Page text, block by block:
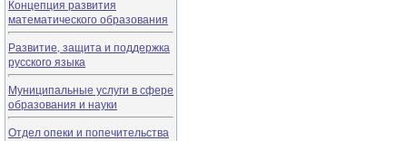
Концепция развития
математического образования
Развитие, защита и поддержка
русского языка
Муниципальные услуги в сфере
образования и науки
Отдел опеки и попечительства